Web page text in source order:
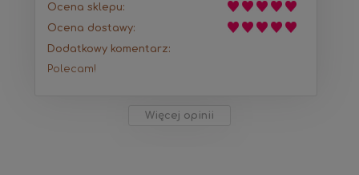
Ocena sklepu:
Ocena dostawy:
Dodatkowy komentarz:
Polecam!
Więcej opinii